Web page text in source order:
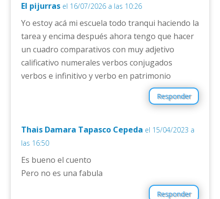
El pijurras el 16/07/2026 a las 10:26
Yo estoy acá mi escuela todo tranqui haciendo la
tarea y encima después ahora tengo que hacer
un cuadro comparativos con muy adjetivo
calificativo numerales verbos conjugados
verbos e infinitivo y verbo en patrimonio
Responder
Thais Damara Tapasco Cepeda el 15/04/2023 a
las 16:50
Es bueno el cuento
Pero no es una fabula
Responder